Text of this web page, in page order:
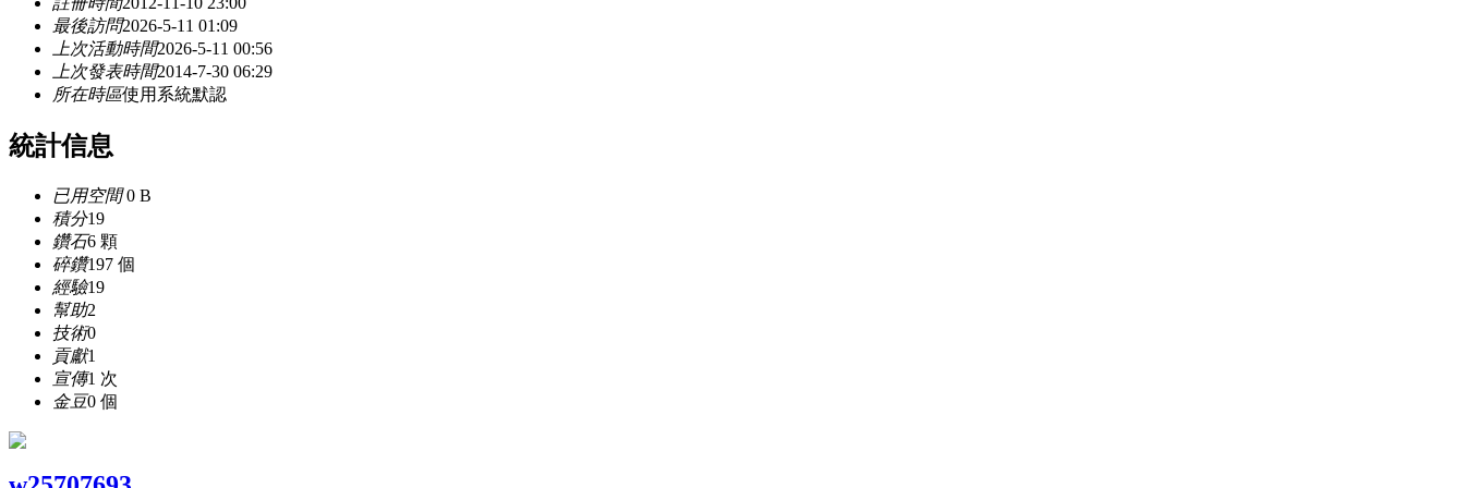
最後訪問2026-5-11 01:09
上次活動時間2026-5-11 00:56
上次發表時間2014-7-30 06:29
所在時區使用系統默認
統計信息
已用空間0 B
積分19
鑽石6 顆
碎鑽197 個
經驗19
幫助2
技術0
貢獻1
宣傳1 次
金豆0 個